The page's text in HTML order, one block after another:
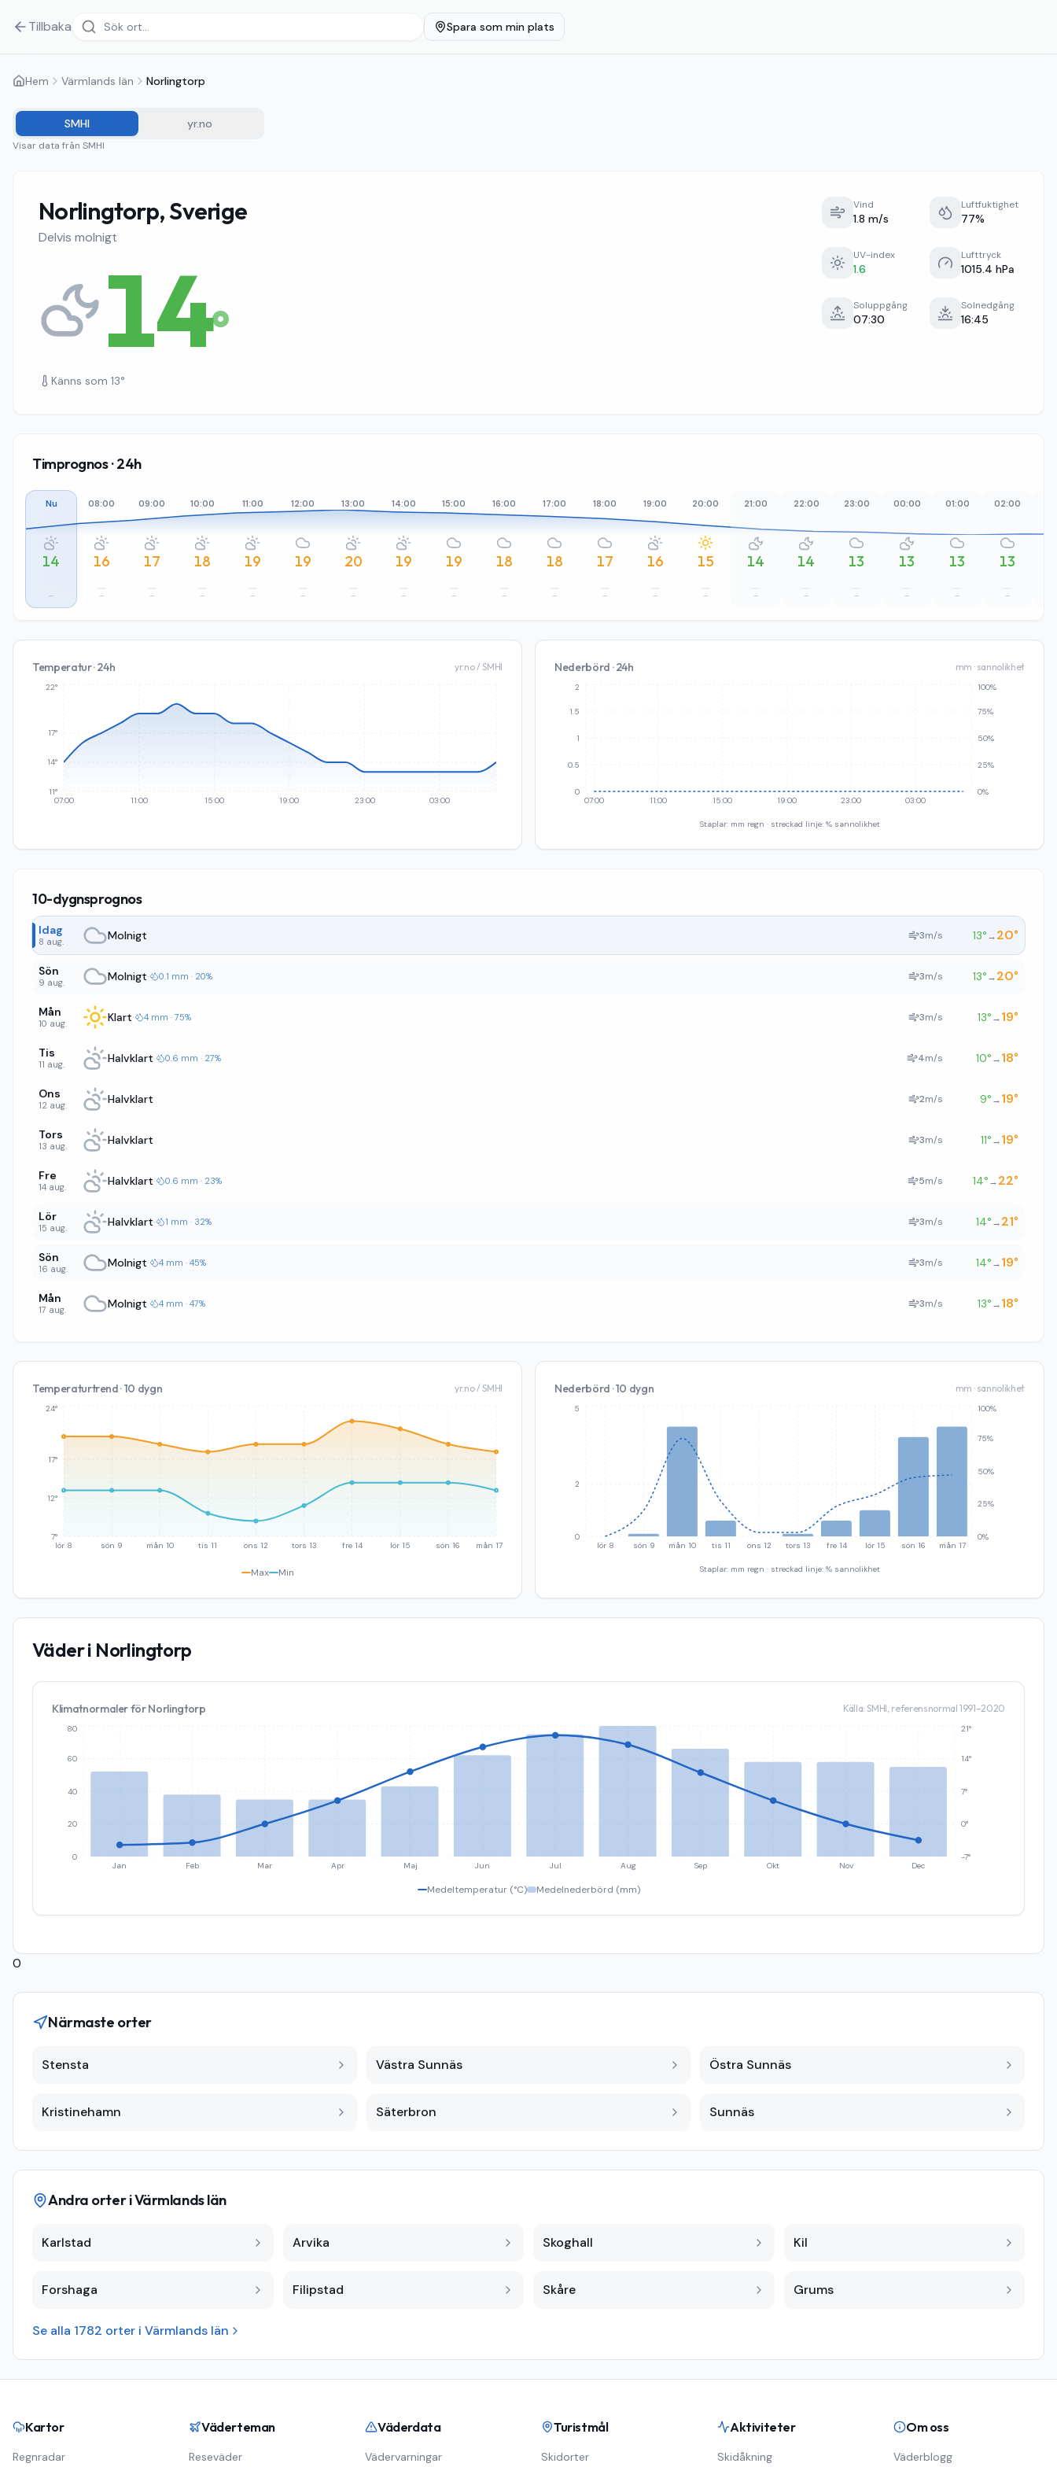
Tillbaka Spara som min plats
Hem Värmlands län Norlingtorp
SMHI yr.no
Visar data från SMHI
Norlingtorp, Sverige
Delvis molnigt
14°
Känns som 13°
Vind
1.8 m/s
Luftfuktighet
77%
UV-index
1.6
Lufttryck
1015.4 hPa
Soluppgång
07:30
Solnedgång
16:45
Timprognos · 24h
Nu
14
–
08:00
16
–
09:00
17
–
10:00
18
–
11:00
19
–
12:00
19
–
13:00
20
–
14:00
19
–
15:00
19
–
16:00
18
–
17:00
18
–
18:00
17
–
19:00
16
–
20:00
15
–
21:00
14
–
22:00
14
–
23:00
13
–
00:00
13
–
01:00
13
–
02:00
13
–
Temperatur · 24h yr.no / SMHI
07:00 11:00 15:00 19:00 23:00 03:00
11°
14°
17°
22°
Nederbörd · 24h mm · sannolikhet
07:00 11:00 15:00 19:00 23:00 03:00
0
0.5
1
1.5
2
0%
25%
50%
75%
100%
Staplar: mm regn · streckad linje: % sannolikhet
10-dygnsprognos
Idag
8 aug. Molnigt 3m/s 13°→20°
Sön
9 aug. Molnigt· 0.1 mm · 20% 3m/s 13°→20°
Mån
10 aug. Klart· 4 mm · 75% 3m/s 13°→19°
Tis
11 aug. Halvklart· 0.6 mm · 27% 4m/s 10°→18°
Ons
12 aug. Halvklart 2m/s 9°→19°
Tors
13 aug. Halvklart 3m/s 11°→19°
Fre
14 aug. Halvklart· 0.6 mm · 23% 5m/s 14°→22°
Lör
15 aug. Halvklart· 1 mm · 32% 3m/s 14°→21°
Sön
16 aug. Molnigt· 4 mm · 45% 3m/s 14°→19°
Mån
17 aug. Molnigt· 4 mm · 47% 3m/s 13°→18°
Temperaturtrend · 10 dygn yr.no / SMHI
lör 8 sön 9 mån 10 tis 11 ons 12 tors 13 fre 14 lör 15 sön 16 mån 17
7°
12°
17°
24°
Max Min
Nederbörd · 10 dygn mm · sannolikhet
lör 8 sön 9 mån 10 tis 11 ons 12 tors 13 fre 14 lör 15 sön 16 mån 17
0
2
5
0%
25%
50%
75%
100%
Staplar: mm regn · streckad linje: % sannolikhet
Väder i Norlingtorp
Klimatnormaler förNorlingtorp Källa: SMHI, referensnormal 1991–2020
Jan Feb Mar Apr Maj Jun Jul Aug Sep Okt Nov Dec
0
20
40
60
80
-7°
0°
7°
14°
21°
Medeltemperatur (°C) Medelnederbörd (mm)
0
Närmaste orter
Stensta Västra Sunnäs Östra Sunnäs
Kristinehamn Säterbron Sunnäs
Andra orter iVärmlands län
Karlstad Arvika Skoghall Kil
Forshaga Filipstad Skåre Grums
Se alla 1782 orter i Värmlands län
Kartor
Regnradar
Väderteman
Reseväder
Väderdata
Vädervarningar
Turistmål
Skidorter
Aktiviteter
Skidåkning
Om oss
Väderblogg